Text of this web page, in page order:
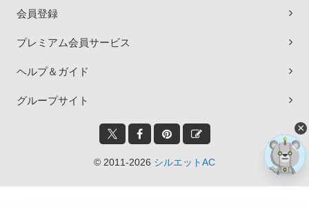
会員登録
プレミアム会員サービス
ヘルプ＆ガイド
グループサイト
© 2011-2026 シルエットAC
×